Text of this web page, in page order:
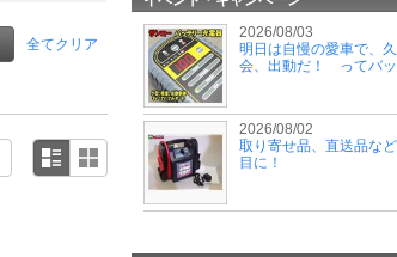
全てクリア
2026/08/03
明日は自慢の愛車で、
会、出動だ！ ってバッ
2026/08/02
取り寄せ品、直送品な
目に！